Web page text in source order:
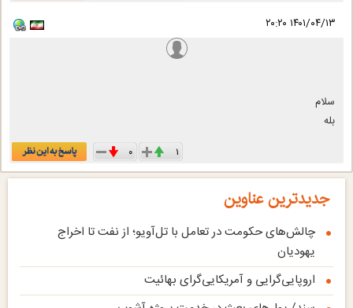
۱۴۰۱/۰۴/۱۳ ۲۰:۲۰
سلام
بله
۱ ۰
جدیدترین عناوین
چالش‌های حکومت در تعامل با تل‌آویو؛ از نفت تا اخراج
یهودیان
اروپایی‌گرایی و آمریکایی‌گرای بهائیت